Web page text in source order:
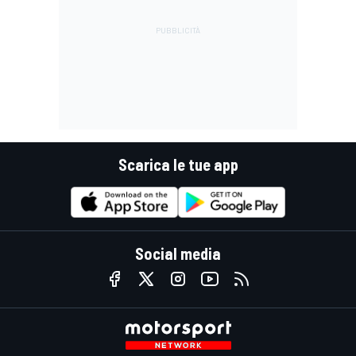
Scarica le tue app
Social media